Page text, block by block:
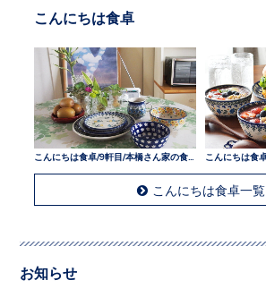
こんにちは食卓
こんにちは食卓/9軒目/本橋さん家の食卓
こんにちは食卓一覧
お知らせ